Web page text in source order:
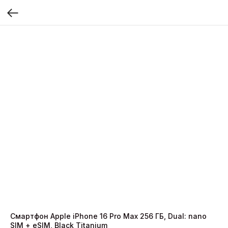
Смартфон Apple iPhone 16 Pro Max 256 ГБ, Dual: nano
SIM + eSIM, Black Titanium